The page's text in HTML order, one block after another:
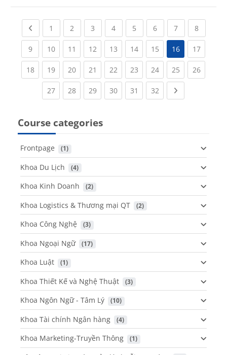
Previous page
1 (current)
2 (current)
3 (current)
4(current)
5 (current)
6(current)
7(current)
8(current)
9(current)
10(current)
11 (current)
12(current)
13(current)
14(current)
15(current)
16 17
18(current)
19(current)
20(current)
21 (current)
22(current)
23(current)
24(current)
25(current)
26
27(current)
28(current)
29(current)
30(current)
31 (current)
32(current)
Course categories
Frontpage (1)
Khoa Du Lịch (4)
Khoa Kinh Doanh (2)
Khoa Logistics & Thương mại QT (2)
Khoa Công Nghệ (3)
Khoa Ngoại Ngữ (17)
Khoa Luật (1)
Khoa Thiết Kế và Nghệ Thuật (3)
Khoa Ngôn Ngữ - Tâm Lý (10)
Khoa Tài chính Ngân hàng (4)
Khoa Marketing-Truyền Thông (1)